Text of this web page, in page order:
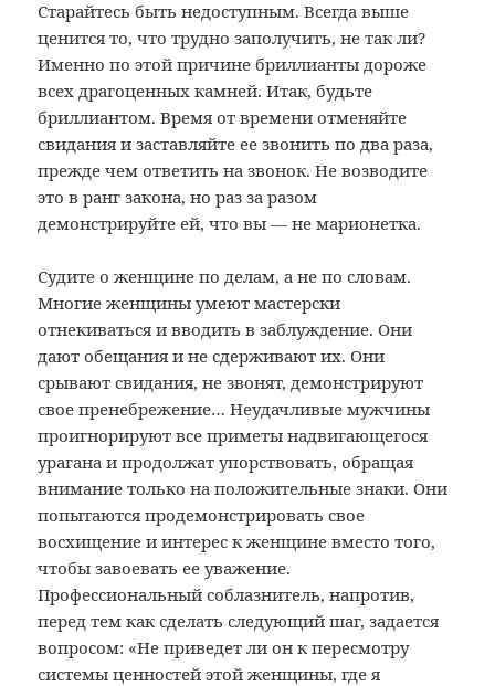
Старайтесь быть недоступным. Всегда выше
ценится то, что трудно заполучить, не так ли?
Именно по этой причине бриллианты дороже
всех драгоценных камней. Итак, будьте
бриллиантом. Время от времени отменяйте
свидания и заставляйте ее звонить по два раза,
прежде чем ответить на звонок. Не возводите
это в ранг закона, но раз за разом
демонстрируйте ей, что вы — не марионетка.
Судите о женщине по делам, а не по словам.
Многие женщины умеют мастерски
отнекиваться и вводить в заблуждение. Они
дают обещания и не сдерживают их. Они
срывают свидания, не звонят, демонстрируют
свое пренебрежение… Неудачливые мужчины
проигнорируют все приметы надвигающегося
урагана и продолжат упорствовать, обращая
внимание только на положительные знаки. Они
попытаются продемонстрировать свое
восхищение и интерес к женщине вместо того,
чтобы завоевать ее уважение.
Профессиональный соблазнитель, напротив,
перед тем как сделать следующий шаг, задается
вопросом: «Не приведет ли он к пересмотру
системы ценностей этой женщины, где я